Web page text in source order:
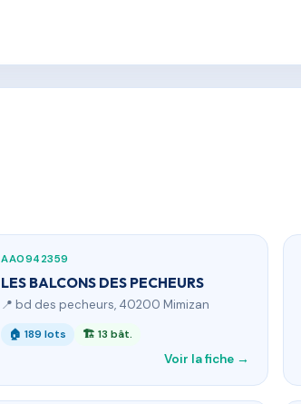
AA0942359
LES BALCONS DES PECHEURS
📍 bd des pecheurs, 40200 Mimizan
🏠 189 lots 🏗 13 bât.
Voir la fiche →